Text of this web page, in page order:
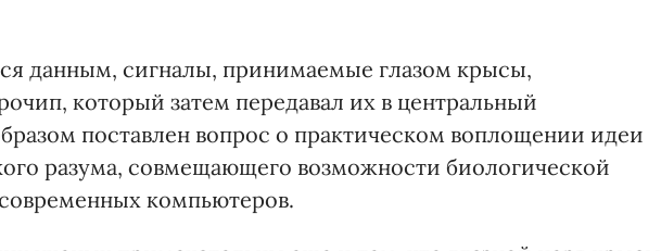
данным, сигналы, принимаемые глазом крысы,
который затем передавал их в центральный
поставлен вопрос о практическом воплощении идеи
разума, совмещающего возможности биологической
компьютеров.